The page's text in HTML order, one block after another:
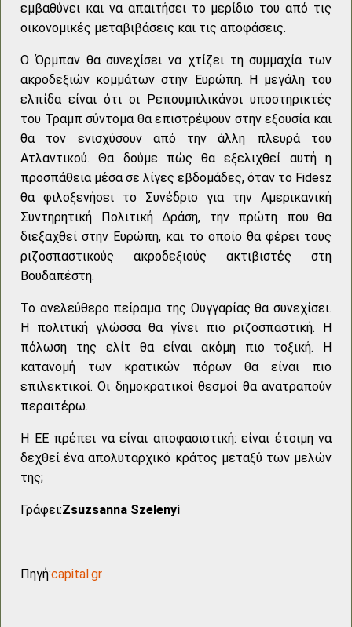
εμβαθύνει και να απαιτήσει το μερίδιο του από τις
οικονομικές μεταβιβάσεις και τις αποφάσεις.
Ο Όρμπαν θα συνεχίσει να χτίζει τη συμμαχία των
ακροδεξιών κομμάτων στην Ευρώπη. Η μεγάλη του
ελπίδα είναι ότι οι Ρεπουμπλικάνοι υποστηρικτές
του Τραμπ σύντομα θα επιστρέψουν στην εξουσία και
θα τον ενισχύσουν από την άλλη πλευρά του
Ατλαντικού. Θα δούμε πώς θα εξελιχθεί αυτή η
προσπάθεια μέσα σε λίγες εβδομάδες, όταν το Fidesz
θα φιλοξενήσει το Συνέδριο για την Αμερικανική
Συντηρητική Πολιτική Δράση, την πρώτη που θα
διεξαχθεί στην Ευρώπη, και το οποίο θα φέρει τους
ριζοσπαστικούς ακροδεξιούς ακτιβιστές στη
Βουδαπέστη.
Το ανελεύθερο πείραμα της Ουγγαρίας θα συνεχίσει.
Η πολιτική γλώσσα θα γίνει πιο ριζοσπαστική. Η
πόλωση της ελίτ θα είναι ακόμη πιο τοξική. Η
κατανομή των κρατικών πόρων θα είναι πιο
επιλεκτικοί. Οι δημοκρατικοί θεσμοί θα ανατραπούν
περαιτέρω.
Η ΕΕ πρέπει να είναι αποφασιστική: είναι έτοιμη να
δεχθεί ένα απολυταρχικό κράτος μεταξύ των μελών
της;
Γράφει:Zsuzsanna Szelenyi
Πηγή:capital.gr